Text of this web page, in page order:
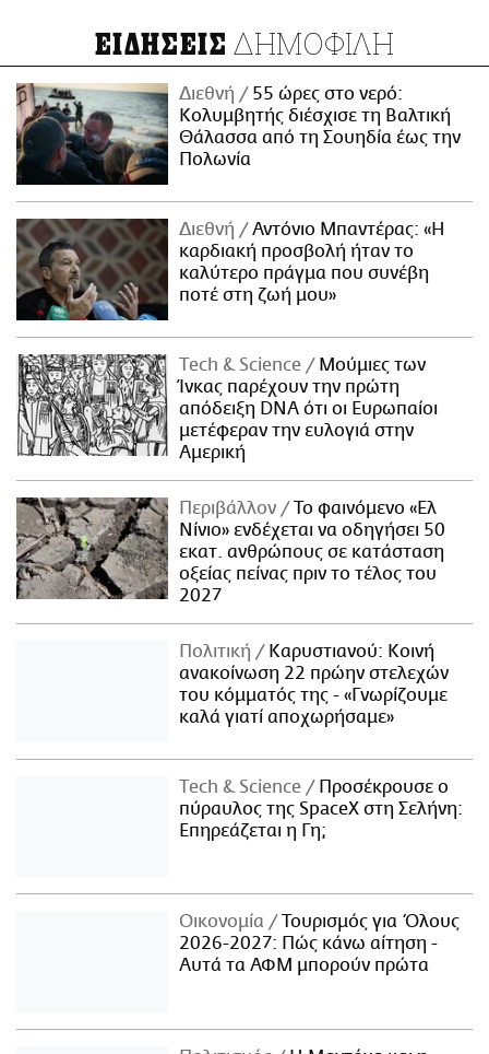
ΕΙΔΗΣΕΙΣ ΔΗΜΟΦΙΛΗ
Διεθνή
55 ώρες στο νερό:
Κολυμβητής διέσχισε τη Βαλτική
Θάλασσα από τη Σουηδία έως την
Πολωνία
Διεθνή
Αντόνιο Μπαντέρας: «Η
καρδιακή προσβολή ήταν το
καλύτερο πράγμα που συνέβη
ποτέ στη ζωή μου»
Τech & Science
Μούμιες των
Ίνκας παρέχουν την πρώτη
απόδειξη DNA ότι οι Ευρωπαίοι
μετέφεραν την ευλογιά στην
Αμερική
Περιβάλλον
Το φαινόμενο «Ελ
Νίνιο» ενδέχεται να οδηγήσει 50
εκατ. ανθρώπους σε κατάσταση
οξείας πείνας πριν το τέλος του
2027
Πολιτική
Καρυστιανού: Κοινή
ανακοίνωση 22 πρώην στελεχών
του κόμματός της - «Γνωρίζουμε
καλά γιατί αποχωρήσαμε»
Τech & Science
Προσέκρουσε ο
πύραυλος της SpaceX στη Σελήνη:
Επηρεάζεται η Γη;
Οικονομία
Τουρισμός για Όλους
2026-2027: Πώς κάνω αίτηση -
Αυτά τα ΑΦΜ μπορούν πρώτα